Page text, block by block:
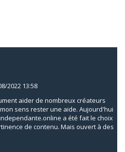
2022 13:58
aider de nombreux créateurs
sens rester une aide. Aujourd'hui
a été fait le choix
de contenu. Mais ouvert à des